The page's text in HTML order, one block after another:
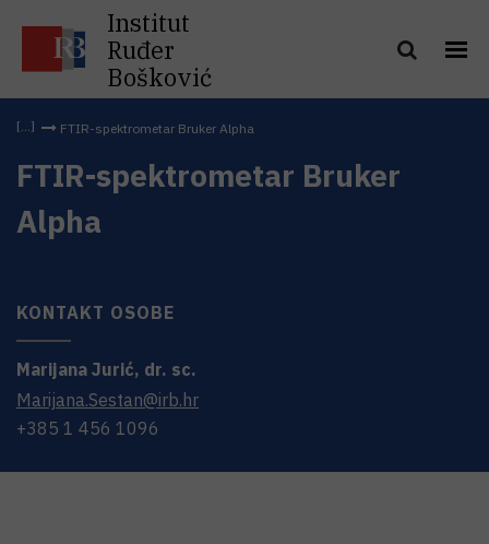
Institut
Ruđer
Bošković
FTIR-spektrometar Bruker Alpha
FTIR-spektrometar Bruker
Alpha
KONTAKT OSOBE
Marijana Jurić, dr. sc.
Marijana.Sestan@irb.hr
+385 1 456 1096